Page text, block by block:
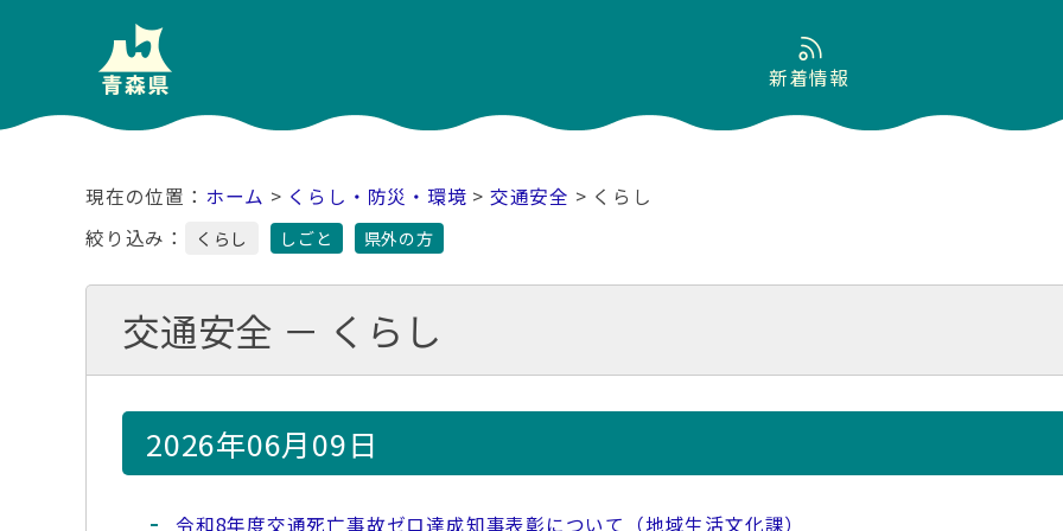
新着情報
ホーム > くらし・防災・環境 > 交通安全 > くらし
絞り込み：
くらし しごと 県外の方
交通安全 － くらし
2026年06月09日
令和8年度交通死亡事故ゼロ達成知事表彰について（地域生活文化課）